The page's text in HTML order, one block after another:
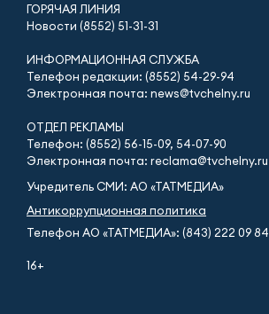
ГОРЯЧАЯ ЛИНИЯ
Новости (8552) 51-31-31
ИНФОРМАЦИОННАЯ СЛУЖБА
Телефон редакции: (8552) 54-29-94
Электронная почта: news@tvchelny.ru
ОТДЕЛ РЕКЛАМЫ
Телефон: (8552) 56-15-09, 54-07-90
Электронная почта: reclama@tvchelny.ru
Учредитель СМИ: АО «ТАТМЕДИА»
Антикоррупционная политика
Телефон АО «ТАТМЕДИА»: (843) 222 09 84
16+